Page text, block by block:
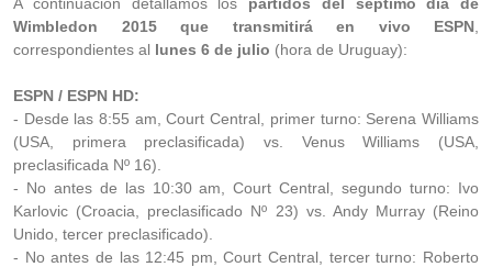
Wimbledon 2015 que transmitirá en vivo ESPN
correspondientes al lunes 6 de julio (hora de Uruguay):
ESPN / ESPN HD:
- Desde las 8:55 am, Court Central, primer turno: Serena Williams
(USA, primera preclasificada) vs. Venus Williams (USA,
preclasificada Nº 16).
- No antes de las 10:30 am, Court Central, segundo turno: Ivo
Karlovic (Croacia, preclasificado Nº 23) vs. Andy Murray (Reino
Unido, tercer preclasificado).
- No antes de las 12:45 pm, Court Central, tercer turno: Roberto